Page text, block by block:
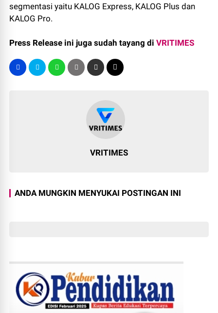
segmentasi yaitu KALOG Express, KALOG Plus dan
KALOG Pro.
Press Release ini juga sudah tayang diVRITIMES
VRITIMES
ANDA MUNGKIN MENYUKAI POSTINGAN INI